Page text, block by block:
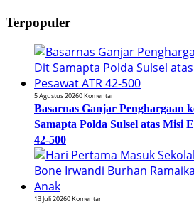
Terpopuler
5 Agustus 20260 Komentar
Basarnas Ganjar Penghargaan
Samapta Polda Sulsel atas Misi
42-500
13 Juli 20260 Komentar